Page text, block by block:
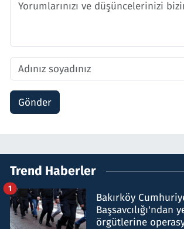
Gönder
Trend Haberler
Bakırköy
Başsavcılığı'ndan
örgütlerine
1